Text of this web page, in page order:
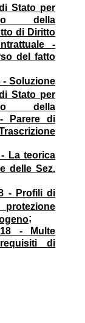
Stato per
della
di Diritto
-
del fatto
- Soluzione
Stato per
della
Parere di
- La teorica
delle Sez.
- Profili di
;
- Multe
di